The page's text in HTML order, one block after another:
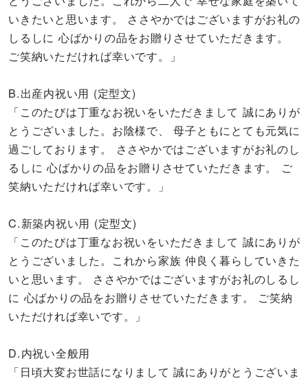
いきたいと思います。 ささやかではございますがお礼の
しるしに 心ばかりの品をお贈りさせていただきます。
ご笑納いただければ幸いです。」
B.出産内祝い用 (定型文)
「このたびは丁重なお祝いをいただきまして 誠にありが
とうございました。お陰様で、 母子ともにとても元気に
過ごしております。 ささやかではございますがお礼のし
るしに 心ばかりの品をお贈りさせていただきます。 ご
笑納いただければ幸いです。」
C.新築内祝い用 (定型文)
「このたびは丁重なお祝いをいただきまして 誠にありが
とうございました。これから家族 仲良く暮らしていきた
いと思います。 ささやかではございますがお礼のしるし
に 心ばかりの品をお贈りさせていただきます。 ご笑納
いただければ幸いです。」
D.内祝い全般用
「日頃大変お世話になりまして 誠にありがとうございま